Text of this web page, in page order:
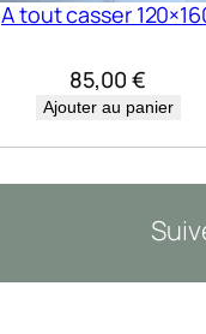
A tout casser
85,00 €
Ajouter au panier